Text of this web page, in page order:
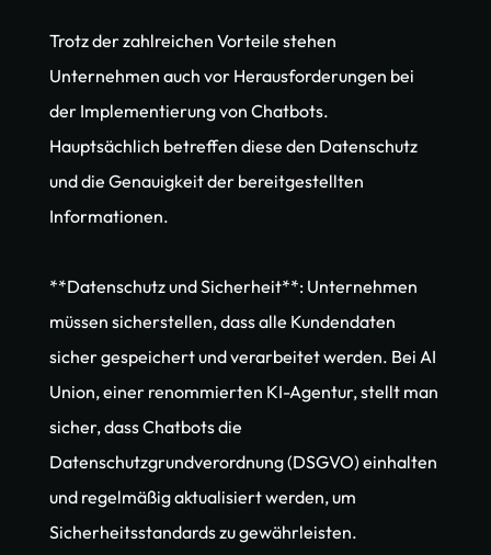
Trotz der zahlreichen Vorteile stehen
Unternehmen auch vor Herausforderungen bei
der Implementierung von Chatbots.
Hauptsächlich betreffen diese den Datenschutz
und die Genauigkeit der bereitgestellten
Informationen.
**Datenschutz und Sicherheit**: Unternehmen
müssen sicherstellen, dass alle Kundendaten
sicher gespeichert und verarbeitet werden. Bei AI
Union, einer renommierten KI-Agentur, stellt man
sicher, dass Chatbots die
Datenschutzgrundverordnung (DSGVO) einhalten
und regelmäßig aktualisiert werden, um
Sicherheitsstandards zu gewährleisten.